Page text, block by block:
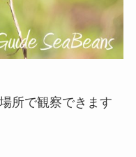
所で観察できます